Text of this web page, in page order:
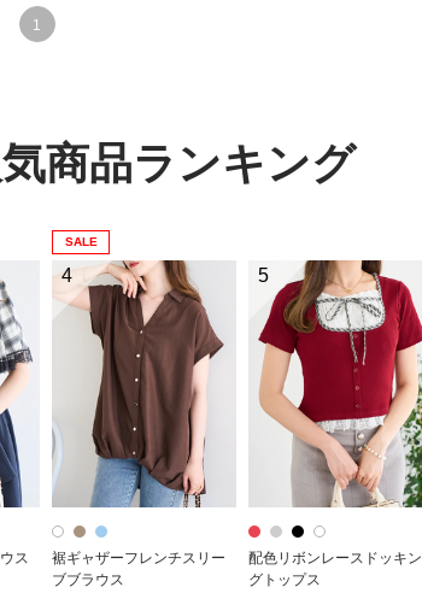
1
商品ランキング
ス
SALE
4
裾ギャザーフレンチスリー
ブブラウス
5
配色リボンレースドッキン
グトップス